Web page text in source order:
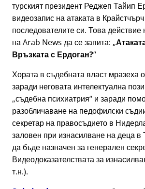
турският президент Реджеп Тайип
видеозапис на атаката в
последователите си. Това действие
на Arab News да се запита:
Връзката с Ердоган?
Хората в съдебната власт мразеха
заради неговата интелектуална
съдебна психиатрия и заради
разобличаване на педофилски
секретар на правосъдието в
заловен при изнасилване на деца
да бъде назначен за генерален
Видеодоказателствата за
т.н.).